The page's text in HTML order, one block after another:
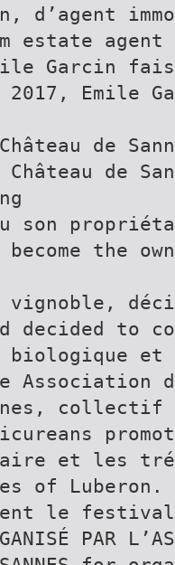
d’agent
estate
Garcin
2017, Emile
de
Château de
son
become the
decided to
et
Association
et les
of Luberon.
le festival
PAR